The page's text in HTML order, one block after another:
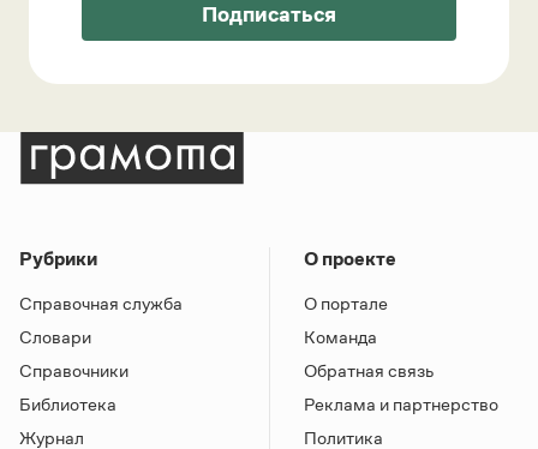
Подписаться
Рубрики
Справочная служба
Словари
Справочники
Библиотека
Журнал
О проекте
О портале
Команда
Обратная связь
Реклама и партнерство
Политика